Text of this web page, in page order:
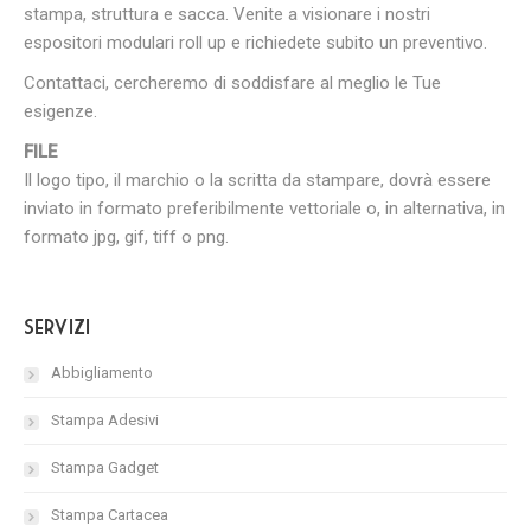
stampa, struttura e sacca. Venite a visionare i nostri
espositori modulari roll up e richiedete subito un preventivo.
Contattaci, cercheremo di soddisfare al meglio le Tue
esigenze.
FILE
Il logo tipo, il marchio o la scritta da stampare, dovrà essere
inviato in formato preferibilmente vettoriale o, in alternativa, in
formato jpg, gif, tiff o png.
Servizi
Abbigliamento
Stampa Adesivi
Stampa Gadget
Stampa Cartacea